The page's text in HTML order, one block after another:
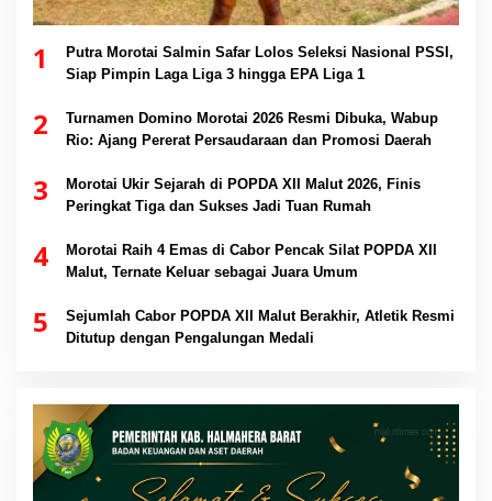
1
Putra Morotai Salmin Safar Lolos Seleksi Nasional PSSI,
Siap Pimpin Laga Liga 3 hingga EPA Liga 1
2
Turnamen Domino Morotai 2026 Resmi Dibuka, Wabup
Rio: Ajang Pererat Persaudaraan dan Promosi Daerah
3
Morotai Ukir Sejarah di POPDA XII Malut 2026, Finis
Peringkat Tiga dan Sukses Jadi Tuan Rumah
4
Morotai Raih 4 Emas di Cabor Pencak Silat POPDA XII
Malut, Ternate Keluar sebagai Juara Umum
5
Sejumlah Cabor POPDA XII Malut Berakhir, Atletik Resmi
Ditutup dengan Pengalungan Medali